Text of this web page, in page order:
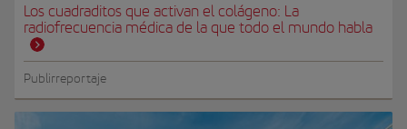
Los cuadraditos que activan el colágeno: La
radiofrecuencia médica de la que todo el mundo habla
Publirreportaje